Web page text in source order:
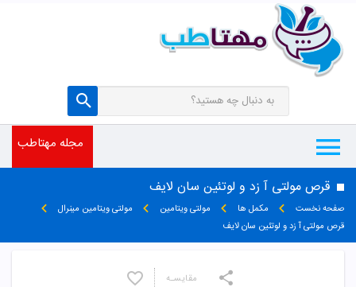
مجله مهتاطب
قرص مولتی آ زد و لوتئین سان لایف
صفحه نخست مکمل ها مولتی ویتامین
مولتی ویتامین مینرال
قرص مولتی آ زد و لوتئین سان لایف
مقایسـه